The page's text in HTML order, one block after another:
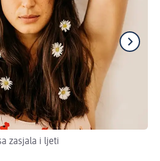
zasjala i ljeti